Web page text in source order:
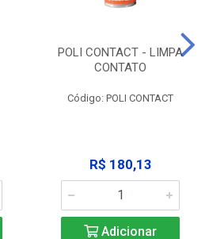
POLI CONTACT - LIMPA
CONTATO
Código: POLI CONTACT
R$ 180,13
Adicionar